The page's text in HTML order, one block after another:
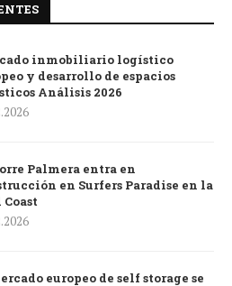
inmobiliario logístico
y desarrollo de espacios
Análisis 2026
Palmera entra en
en Surfers Paradise en la
Coast
europeo de self storage se